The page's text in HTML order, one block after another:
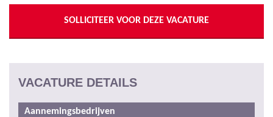
SOLLICITEER VOOR DEZE VACATURE
VACATURE DETAILS
Aannemingsbedrijven